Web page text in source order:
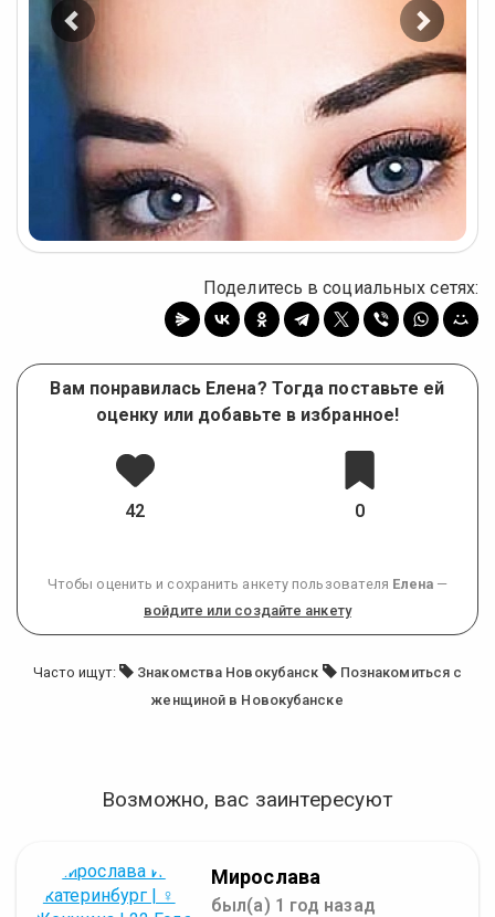
Предыдущее
фото
Поделитесь в социальных сетях:
Вам понравилась Елена? Тогда поставьте ей
оценку или добавьте в избранное!
42 0
Чтобы оценить и сохранить анкету пользователя Елена—
войдите или создайте анкету
Часто ищут: Знакомства Новокубанск
Познакомиться с
женщиной в Новокубанске
Возможно, вас заинтересуют
Мирослава
был(а) 1 год назад